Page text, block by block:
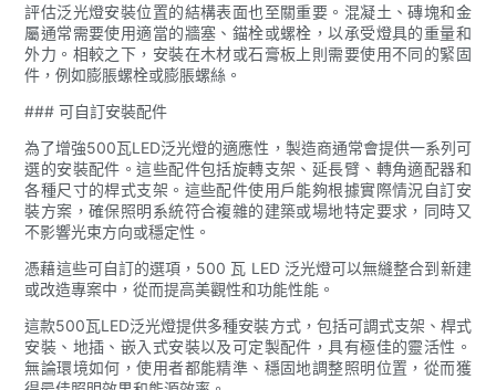
評估泛光燈安裝位置的結構表面也至關重要。混凝土、磚塊和金
屬通常需要使用適當的牆塞、錨栓或螺栓，以承受燈具的重量和
外力。相較之下，安裝在木材或石膏板上則需要使用不同的緊固
件，例如膨脹螺栓或膨脹螺絲。
### 可自訂安裝配件
為了增強500瓦LED泛光燈的適應性，製造商通常會提供一系列可
選的安裝配件。這些配件包括旋轉支架、延長臂、轉角適配器和
各種尺寸的桿式支架。這些配件使用戶能夠根據實際情況自訂安
裝方案，確保照明系統符合複雜的建築或場地特定要求，同時又
不影響光束方向或穩定性。
憑藉這些可自訂的選項，500 瓦 LED 泛光燈可以無縫整合到新建
或改造專案中，從而提高美觀性和功能性能。
這款500瓦LED泛光燈提供多種安裝方式，包括可調式支架、桿式
安裝、地插、嵌入式安裝以及可定製配件，具有極佳的靈活性。
無論環境如何，使用者都能精準、穩固地調整照明位置，從而獲